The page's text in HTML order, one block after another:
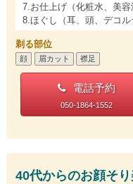
7.お仕上げ（化粧水、美容
8.ほぐし（耳、頭、デコル
剃る部位
顔 眉カット 襟足
電話予約
050-1864-1552
40代からのお顔そ